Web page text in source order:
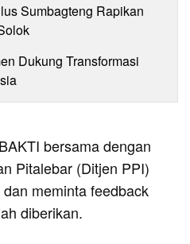
Sumbagteng Rapikan
Dukung Transformasi
bersama dengan
Pitalebar (Ditjen PPI)
meminta feedback
diberikan.